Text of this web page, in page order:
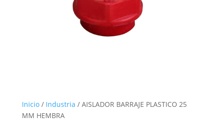
Inicio/ Industria / AISLADOR BARRAJE PLASTICO 25
MM HEMBRA